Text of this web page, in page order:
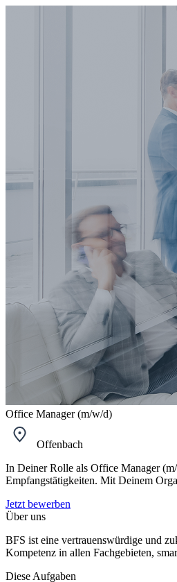
Office Manager (m/w/d)
Offenbach
In Deiner Rolle als Office Manager
Empfangstätigkeiten. Mit Deinem
Jetzt bewerben
Über uns
BFS ist eine vertrauenswürdige und
Kompetenz in allen Fachgebieten,
Diese Aufgaben